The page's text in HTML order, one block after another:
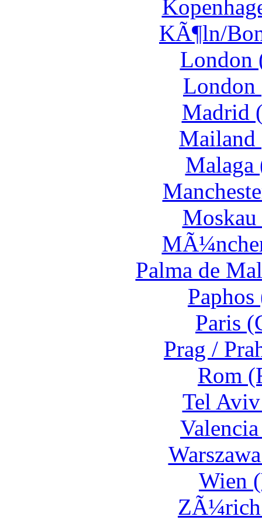
KÃ¶ln/
London
Madrid
Malaga
Palma de
Paris
Prag /
Rom
Tel
Wien